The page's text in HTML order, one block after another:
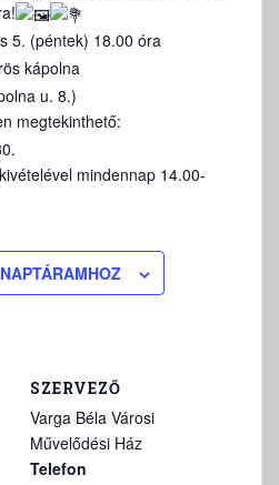
5. (péntek) 18.00 óra
kápolna
u. 8.)
megtekinthető:
mindennap 14.00-
SZERVEZŐ
Varga Béla Városi
Művelődési Ház
Telefon